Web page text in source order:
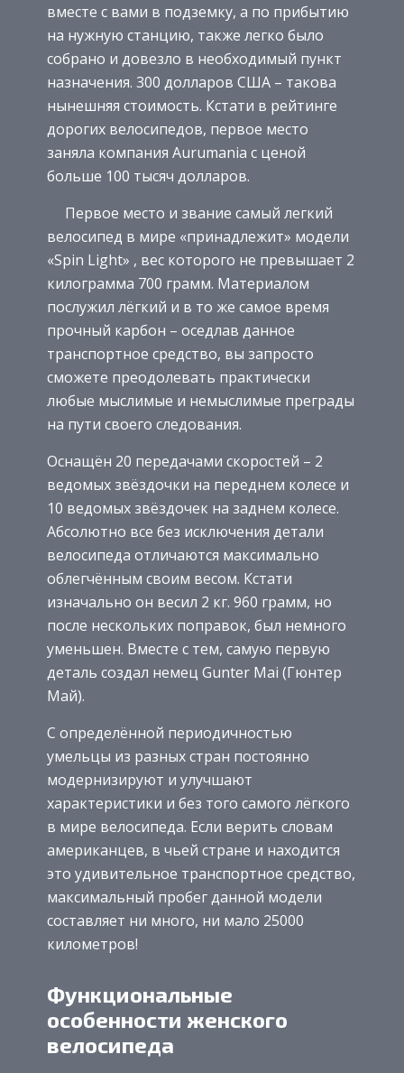
вместе с вами в подземку, а по прибытию
на нужную станцию, также легко было
собрано и довезло в необходимый пункт
назначения. 300 долларов США – такова
нынешняя стоимость. Кстати в рейтинге
дорогих велосипедов, первое место
заняла компания Aurumania с ценой
больше 100 тысяч долларов.
Первое место и звание самый легкий
велосипед в мире «принадлежит» модели
«Spin Light» , вес которого не превышает 2
килограмма 700 грамм. Материалом
послужил лёгкий и в то же самое время
прочный карбон – оседлав данное
транспортное средство, вы запросто
сможете преодолевать практически
любые мыслимые и немыслимые преграды
на пути своего следования.
Оснащён 20 передачами скоростей – 2
ведомых звёздочки на переднем колесе и
10 ведомых звёздочек на заднем колесе.
Абсолютно все без исключения детали
велосипеда отличаются максимально
облегчённым своим весом. Кстати
изначально он весил 2 кг. 960 грамм, но
после нескольких поправок, был немного
уменьшен. Вместе с тем, самую первую
деталь создал немец Gunter Mai (Гюнтер
Май).
С определённой периодичностью
умельцы из разных стран постоянно
модернизируют и улучшают
характеристики и без того самого лёгкого
в мире велосипеда. Если верить словам
американцев, в чьей стране и находится
это удивительное транспортное средство,
максимальный пробег данной модели
составляет ни много, ни мало 25000
километров!
Функциональные
особенности женского
велосипеда